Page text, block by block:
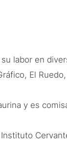
labor en
El
y es